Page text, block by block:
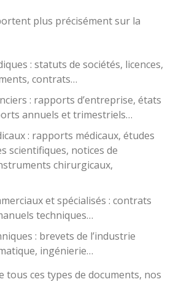
plus précisément sur la
: statuts de sociétés, licences,
contrats…
: rapports d’entreprise, états
annuels et trimestriels…
: rapports médicaux, études
scientifiques, notices de
chirurgicaux,
et spécialisés : contrats
techniques…
: brevets de l’industrie
ingénierie…
tous ces types de documents, nos